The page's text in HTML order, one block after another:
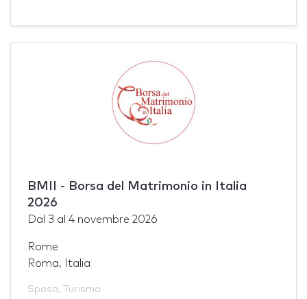
BMII - Borsa del Matrimonio in Italia
2026
Dal 3 al 4 novembre 2026
Rome
Roma, Italia
Sposa, Turismo